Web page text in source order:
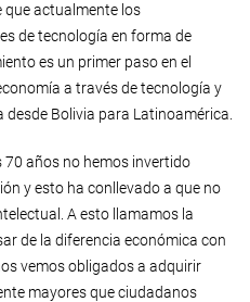
que actualmente los
de tecnología en forma de
es un primer paso en el
a través de tecnología y
Bolivia para Latinoamérica.
70 años no hemos invertido
y esto ha conllevado a que no
A esto llamamos la
de la diferencia económica con
vemos obligados a adquirir
mayores que ciudadanos